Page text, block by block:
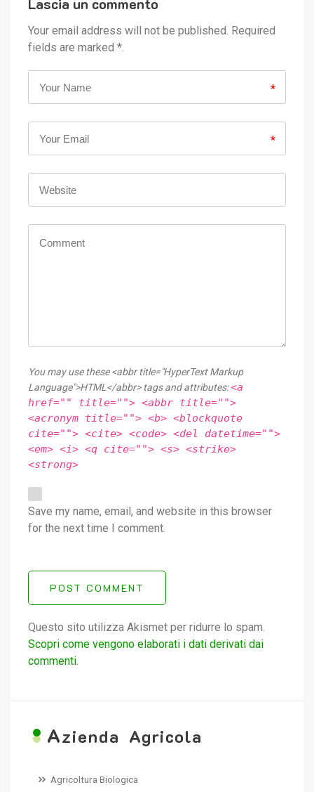
Your email address will not be published. Required
fields are marked *.
*
*
You may use these <abbr title="HyperText Markup
Language">HTML</abbr> tags and attributes:<a
href="" title=""> <abbr title="">
<acronym title=""> <b> <blockquote
cite=""> <cite> <code> <del datetime="">
<em> <i> <q cite=""> <s> <strike>
<strong>
Save my name, email, and website in this browser
for the next time I comment.
POST COMMENT
Questo sito utilizza Akismet per ridurre lo spam.
Scopri come vengono elaborati i dati derivati dai
commenti.
Azienda Agricola
Agricoltura Biologica